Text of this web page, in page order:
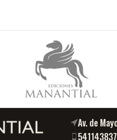
Av. de